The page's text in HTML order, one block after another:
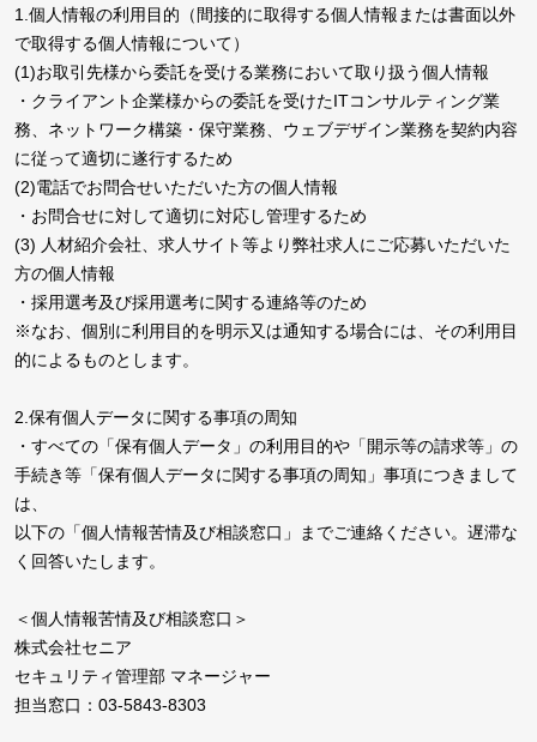
1.個人情報の利用目的（間接的に取得する個人情報または書面以外
で取得する個人情報について）
(1)お取引先様から委託を受ける業務において取り扱う個人情報
・クライアント企業様からの委託を受けたITコンサルティング業
務、ネットワーク構築・保守業務、ウェブデザイン業務を契約内容
に従って適切に遂行するため
(2)電話でお問合せいただいた方の個人情報
・お問合せに対して適切に対応し管理するため
(3) 人材紹介会社、求人サイト等より弊社求人にご応募いただいた
方の個人情報
・採用選考及び採用選考に関する連絡等のため
※なお、個別に利用目的を明示又は通知する場合には、その利用目
的によるものとします。
2.保有個人データに関する事項の周知
・すべての「保有個人データ」の利用目的や「開示等の請求等」の
手続き等「保有個人データに関する事項の周知」事項につきまして
は、
以下の「個人情報苦情及び相談窓口」までご連絡ください。遅滞な
く回答いたします。
＜個人情報苦情及び相談窓口＞
株式会社セニア
セキュリティ管理部 マネージャー
担当窓口：03-5843-8303